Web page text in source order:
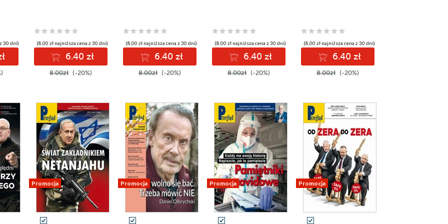
30 dni) (8,00 zł najniższa cena z 30 dni)
6.40 zł
8.00zł (-20%)
(8,00 zł najniższa cena z 30 dni)
6.40 zł
8.00zł (-20%)
(8,00 zł najniższa cena z 30 dni)
6.40 zł
8.00zł (-20%)
(8,00 zł najniższa cena z 30 dni)
6.40 zł
8.00zł (-20%)
Promocja Promocja Promocja Promocja